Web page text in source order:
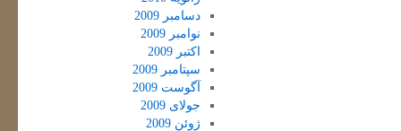
دسامبر 2009
نوامبر 2009
اکتبر 2009
سپتامبر 2009
آگوست 2009
جولای 2009
ژوئن 2009